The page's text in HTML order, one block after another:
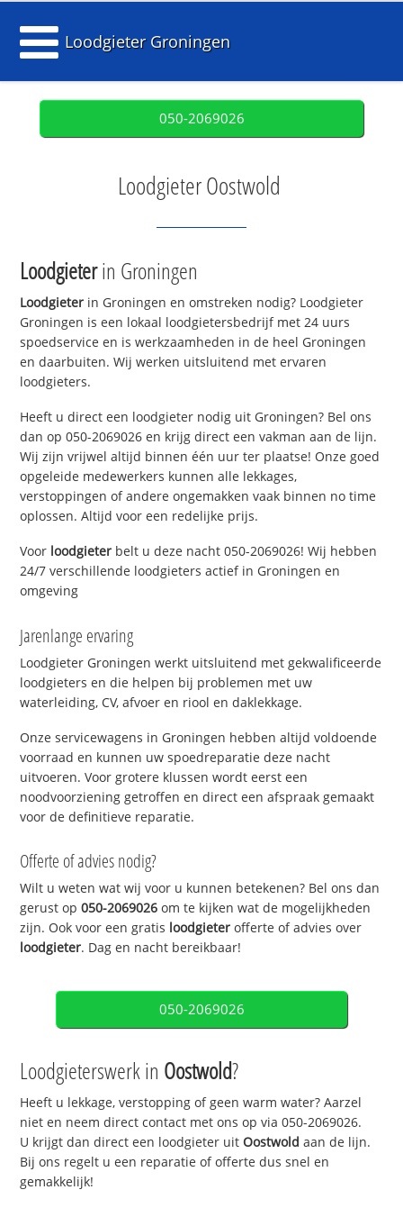
Loodgieter Groningen
050-2069026
Loodgieter Oostwold
Loodgieterin Groningen
Loodgieter in Groningen en omstreken nodig? Loodgieter
Groningen is een lokaal loodgietersbedrijf met 24 uurs
spoedservice en is werkzaamheden in de heel Groningen
en daarbuiten. Wij werken uitsluitend met ervaren
loodgieters.
Heeft u direct een loodgieter nodig uit Groningen? Bel ons
dan op 050-2069026 en krijg direct een vakman aan de lijn.
Wij zijn vrijwel altijd binnen één uur ter plaatse! Onze goed
opgeleide medewerkers kunnen alle lekkages,
verstoppingen of andere ongemakken vaak binnen no time
oplossen. Altijd voor een redelijke prijs.
Voor loodgieter belt u deze nacht 050-2069026! Wij hebben
24/7 verschillende loodgieters actief in Groningen en
omgeving
Jarenlange ervaring
Loodgieter Groningen werkt uitsluitend met gekwalificeerde
loodgieters en die helpen bij problemen met uw
waterleiding, CV, afvoer en riool en daklekkage.
Onze servicewagens in Groningen hebben altijd voldoende
voorraad en kunnen uw spoedreparatie deze nacht
uitvoeren. Voor grotere klussen wordt eerst een
noodvoorziening getroffen en direct een afspraak gemaakt
voor de definitieve reparatie.
Offerte of advies nodig?
Wilt u weten wat wij voor u kunnen betekenen? Bel ons dan
gerust op050-2069026 om te kijken wat de mogelijkheden
zijn. Ook voor een gratis loodgieter offerte of advies over
loodgieter. Dag en nacht bereikbaar!
050-2069026
Loodgieterswerk in Oostwold?
Heeft u lekkage, verstopping of geen warm water? Aarzel
niet en neem direct contact met ons op via 050-2069026.
U krijgt dan direct een loodgieter uitOostwold aan de lijn.
Bij ons regelt u een reparatie of offerte dus snel en
gemakkelijk!